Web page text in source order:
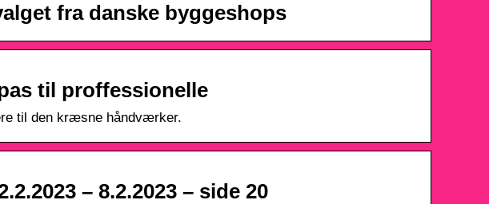
fra danske byggeshops
til proffessionelle
til den kræsne håndværker.
– 8.2.2023 – side 20